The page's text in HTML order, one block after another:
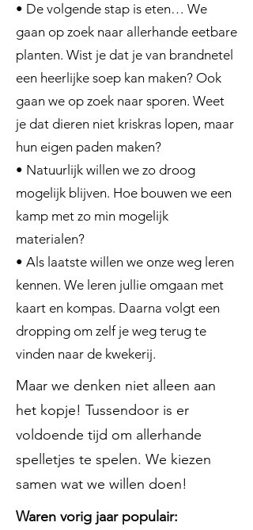
• De volgende stap is eten… We
gaan op zoek naar allerhande eetbare
planten. Wist je dat je van brandnetel
een heerlijke soep kan maken? Ook
gaan we op zoek naar sporen. Weet
je dat dieren niet kriskras lopen, maar
hun eigen paden maken?
• Natuurlijk willen we zo droog
mogelijk blijven. Hoe bouwen we een
kamp met zo min mogelijk
materialen?
• Als laatste willen we onze weg leren
kennen. We leren jullie omgaan met
kaart en kompas. Daarna volgt een
dropping om zelf je weg terug te
vinden naar de kwekerij.
Maar we denken niet alleen aan
het kopje! Tussendoor is er
voldoende tijd om allerhande
spelletjes te spelen. We kiezen
samen wat we willen doen!
Waren vorig jaar populair: